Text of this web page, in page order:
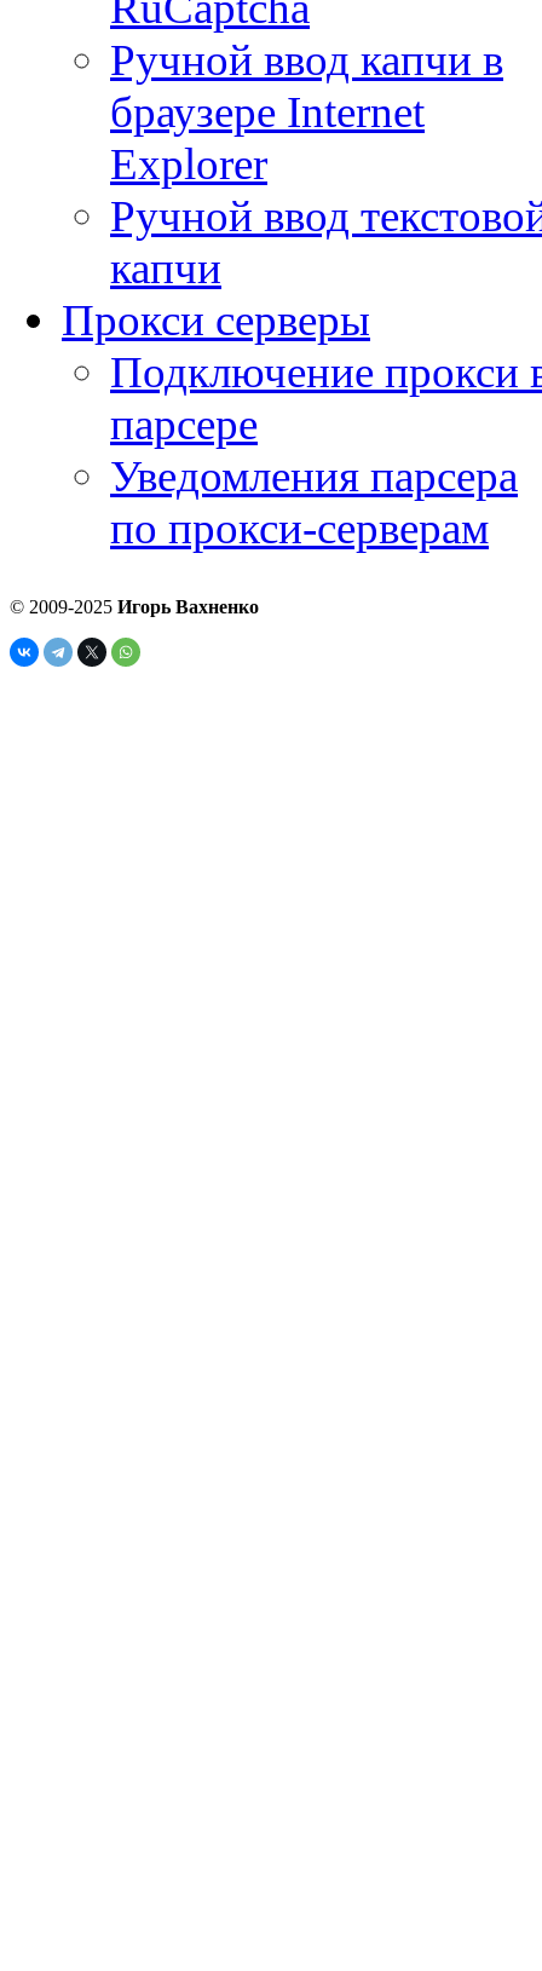
Ручной ввод капчи в
браузере Internet
Explorer
Ручной ввод
капчи
Прокси серверы
Подключение прокси
парсере
Уведомления парсера
по прокси-серверам
© 2009-2025 Игорь Вахненко